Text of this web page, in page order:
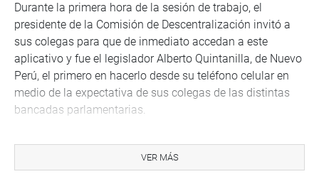
Durante la primera hora de la sesión de trabajo, el
presidente de la Comisión de Descentralización invitó a
sus colegas para que de inmediato accedan a este
aplicativo y fue el legislador Alberto Quintanilla, de Nuevo
Perú, el primero en hacerlo desde su teléfono celular en
medio de la expectativa de sus colegas de las distintas
bancadas parlamentarias.
Por mayoría de votos, la Comisión de Descentralización
VER MÁS